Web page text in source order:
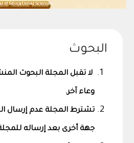
of Educational Sciences
البحوث
لا تقبل المجلة البحوث
وعاء آخر.
تشترط المجلة عدم إرسال
جهة أخرى بعد إرساله